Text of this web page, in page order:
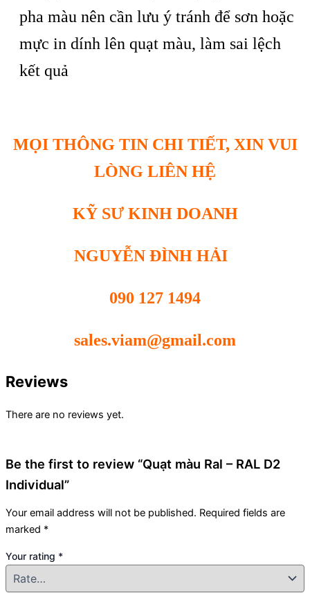
pha màu nên cần lưu ý tránh để sơn hoặc
mực in dính lên quạt màu, làm sai lệch
kết quả
MỌI THÔNG TIN CHI TIẾT, XIN VUI
LÒNG LIÊN HỆ
KỸ SƯ KINH DOANH
NGUYỄN ĐÌNH HẢI
090 127 1494
sales.viam@gmail.com
Reviews
There are no reviews yet.
Be the first to review “Quạt màu Ral – RAL D2
Individual”
Your email address will not be published. Required fields are
marked *
Your rating *